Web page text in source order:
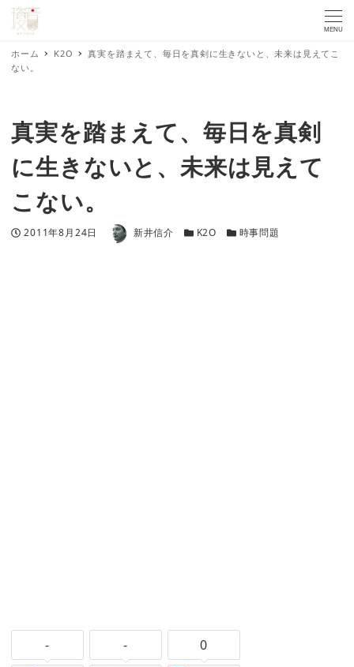
MENU
ホーム K2O
真実を踏まえて、毎日を真剣に生きないと、未来は見えてこ
ない。
真実を踏まえて、毎日を真剣
に生きないと、未来は見えて
こない。
投稿日
2011年8月24日 著者 新井信介 カテゴリー
K2O カテゴリー
時事問題
- - 0